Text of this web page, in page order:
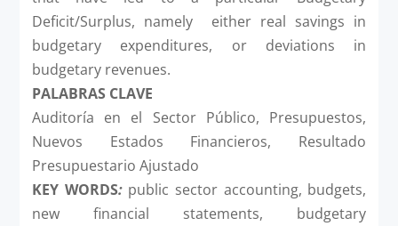
Deficit/Surplus, namely either real savings in
budgetary expenditures, or deviations in
budgetary revenues.
PALABRAS CLAVE
Auditoría en el Sector Público, Presupuestos,
Nuevos Estados Financieros, Resultado
Presupuestario Ajustado
KEY WORDS: public sector accounting, budgets,
new financial statements, budgetary